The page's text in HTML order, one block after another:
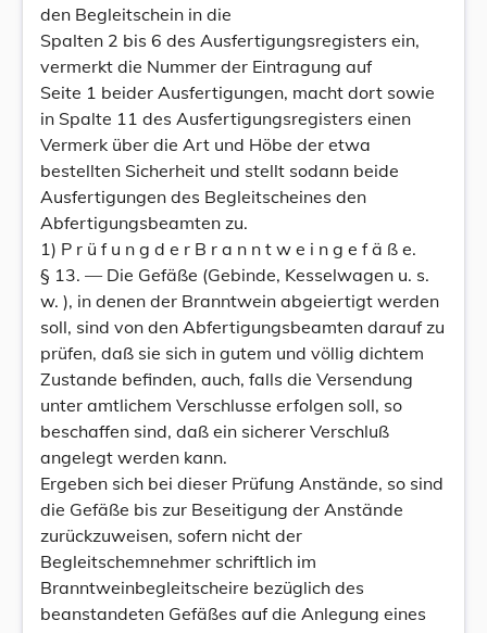
den Begleitschein in die
Spalten 2 bis 6 des Ausfertigungsregisters ein,
vermerkt die Nummer der Eintragung auf
Seite 1 beider Ausfertigungen, macht dort sowie
in Spalte 11 des Ausfertigungsregisters einen
Vermerk über die Art und Höbe der etwa
bestellten Sicherheit und stellt sodann beide
Ausfertigungen des Begleitscheines den
Abfertigungsbeamten zu.
1) P r ü f u n g d e r B r a n n t w e i n g e f ä ß e.
§ 13. — Die Gefäße (Gebinde, Kesselwagen u. s.
w. ), in denen der Branntwein abgeiertigt werden
soll, sind von den Abfertigungsbeamten darauf zu
prüfen, daß sie sich in gutem und völlig dichtem
Zustande befinden, auch, falls die Versendung
unter amtlichem Verschlusse erfolgen soll, so
beschaffen sind, daß ein sicherer Verschluß
angelegt werden kann.
Ergeben sich bei dieser Prüfung Anstände, so sind
die Gefäße bis zur Beseitigung der Anstände
zurückzuweisen, sofern nicht der
Begleitschemnehmer schriftlich im
Branntweinbegleitscheire bezüglich des
beanstandeten Gefäßes auf die Anlegung eines